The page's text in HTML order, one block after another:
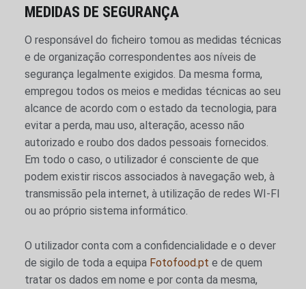
MEDIDAS DE SEGURANÇA
O responsável do ficheiro tomou as medidas técnicas
e de organização correspondentes aos níveis de
segurança legalmente exigidos. Da mesma forma,
empregou todos os meios e medidas técnicas ao seu
alcance de acordo com o estado da tecnologia, para
evitar a perda, mau uso, alteração, acesso não
autorizado e roubo dos dados pessoais fornecidos.
Em todo o caso, o utilizador é consciente de que
podem existir riscos associados à navegação web, à
transmissão pela internet, à utilização de redes WI-FI
ou ao próprio sistema informático.
O utilizador conta com a confidencialidade e o dever
de sigilo de toda a equipa Fotofood.pt e de quem
tratar os dados em nome e por conta da mesma,